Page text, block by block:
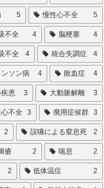
5 慢性心不全 5
不全 4 脳梗塞 4
不全 4 統合失調症 4
ソン病 4 敗血症 4
患 3 大動脈解離 3
不全 3 廃用症候群 3
2 誤嚥による窒息死 2
瘡 2 喘息 2
2 低体温症 2